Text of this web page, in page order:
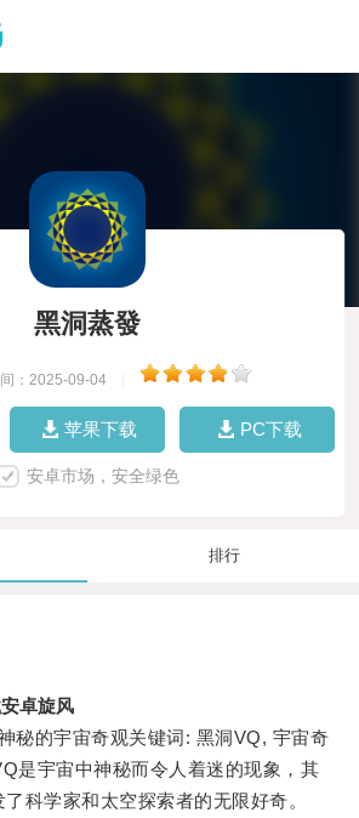
黑洞蒸發
：2025-09-04
苹果下载 PC下载
安卓市场，安全绿色
排行
卓旋风
的宇宙奇观关键词: 黑洞VQ, 宇宙奇
是宇宙中神秘而令人着迷的现象，其
科学家和太空探索者的无限好奇。